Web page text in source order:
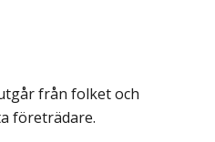
från folket och
företrädare.